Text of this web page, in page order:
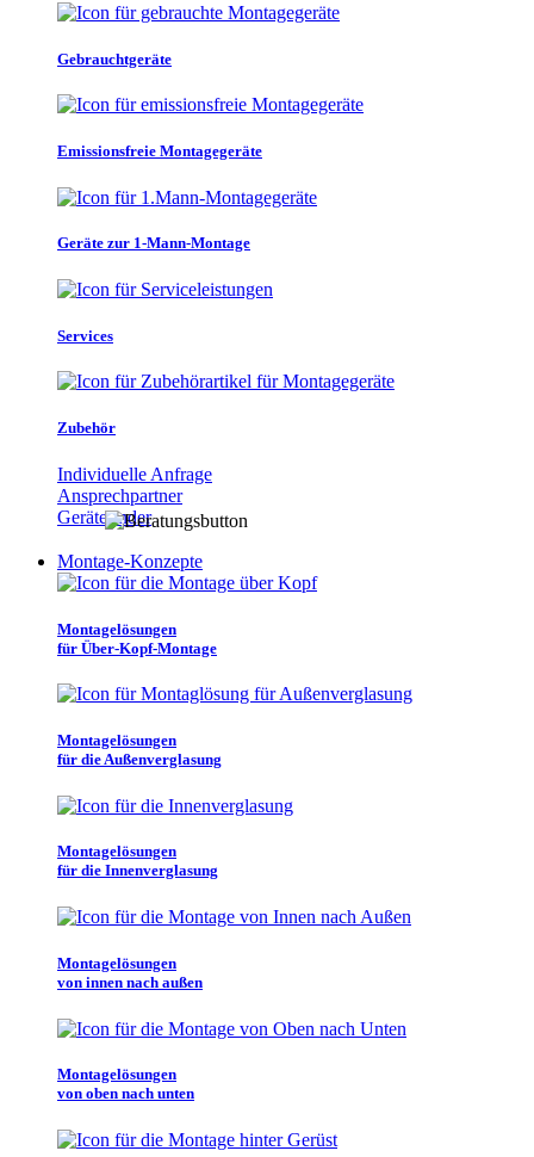
Gebrauchtgeräte
Emissionsfreie Montagegeräte
Geräte zur 1-Mann-Montage
Services
Zubehör
Individuelle Anfrage
Ansprechpartner
Gerätefinder
Montage-Konzepte
Montagelösungen
für Über-Kopf-Montage
Montagelösungen
für die Außenverglasung
Montagelösungen
für die Innenverglasung
Montagelösungen
von innen nach außen
Montagelösungen
von oben nach unten